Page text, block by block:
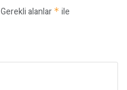
Gerekli alanlar * ile